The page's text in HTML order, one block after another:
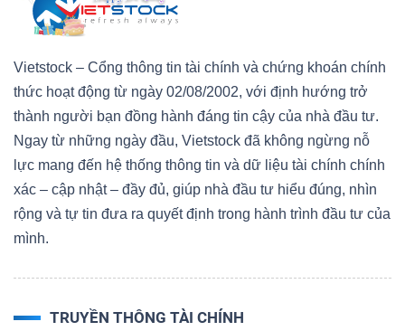
Vietstock – Cổng thông tin tài chính và chứng khoán chính
thức hoạt động từ ngày 02/08/2002, với định hướng trở
thành người bạn đồng hành đáng tin cậy của nhà đầu tư.
Ngay từ những ngày đầu, Vietstock đã không ngừng nỗ
lực mang đến hệ thống thông tin và dữ liệu tài chính chính
xác – cập nhật – đầy đủ, giúp nhà đầu tư hiểu đúng, nhìn
rộng và tự tin đưa ra quyết định trong hành trình đầu tư của
mình.
TRUYỀN THÔNG TÀI CHÍNH
Dữ
liệu
tài
chính